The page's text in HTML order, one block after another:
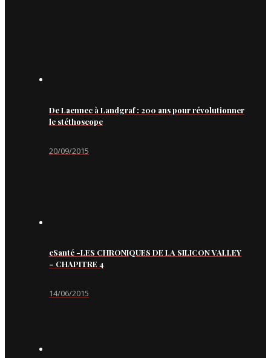
De Laennec à Landgraf : 200 ans pour révolutionner
le stéthoscope
20/09/2015
eSanté -LES CHRONIQUES DE LA SILICON VALLEY
– CHAPITRE 4
14/06/2015